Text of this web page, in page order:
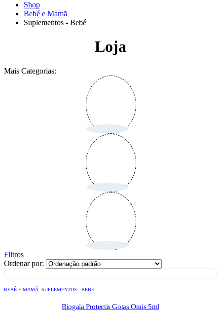
Shop
Bebé e Mamã
Suplementos - Bebé
Loja
Mais Categorias:
Filtros
Ordenar por:
BEBÉ E MAMÃ SUPLEMENTOS - BEBÉ
Biogaia Protectis Gotas Orais 5ml